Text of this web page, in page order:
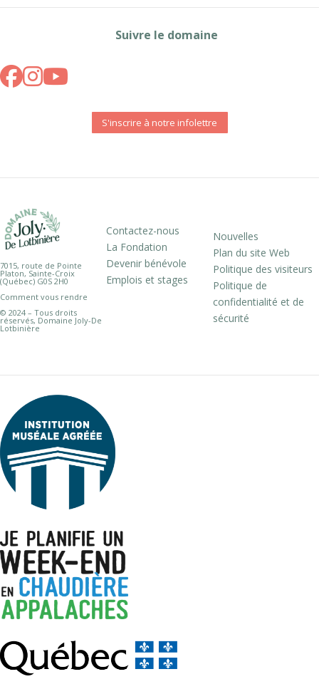
Suivre le domaine
S'inscrire à notre infolettre
7015, route de Pointe
Platon, Sainte-Croix
(Québec) G0S 2H0
Comment vous rendre
© 2024 – Tous droits
réservés, Domaine Joly-De
Lotbinière
Contactez-nous
La Fondation
Devenir bénévole
Emplois et stages
Nouvelles
Plan du site Web
Politique des visiteurs
Politique de
confidentialité et de
sécurité